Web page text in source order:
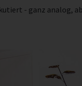
- ganz analog,